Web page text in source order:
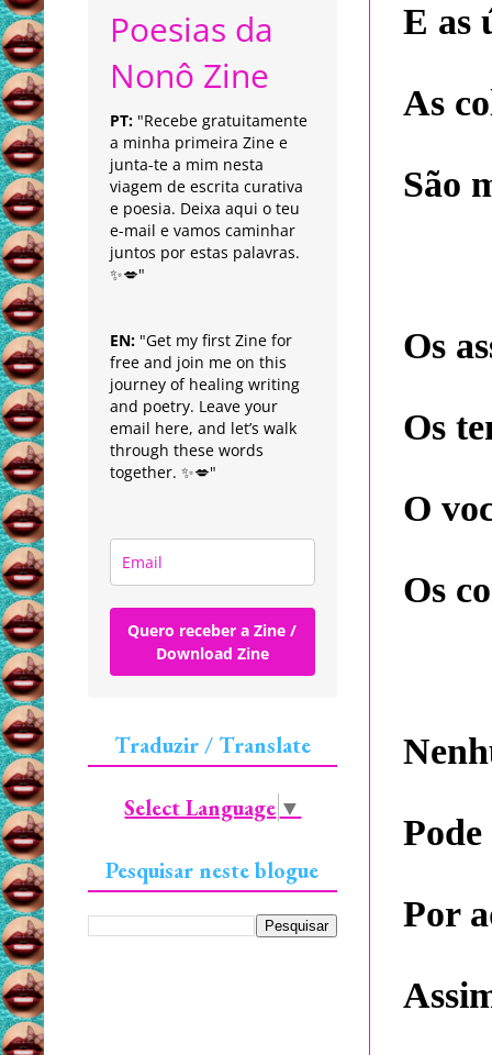
E as
As
São
Os
Os
O
Os
Por
Poesias da
Nonô Zine
PT: "Recebe gratuitamente
a minha primeira Zine e
junta-te a mim nesta
viagem de escrita curativa
e poesia. Deixa aqui o teu
e-mail e vamos caminhar
juntos por estas palavras.
✨💋"
EN: "Get my first Zine for
free and join me on this
journey of healing writing
and poetry. Leave your
email here, and let’s walk
through these words
together. ✨💋"
Quero receber a Zine /
Download Zine
Traduzir / Translate
Select Language ▼
Pesquisar neste blogue